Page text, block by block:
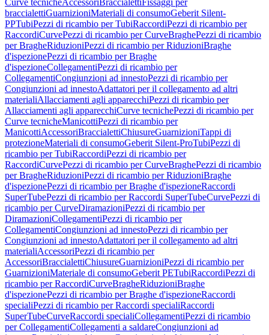
Curve tecnicheAccessoriBraccialettiFissaggi per
braccialettiGuarnizioniMateriali di consumoGeberit Silent-
PPTubiPezzi di ricambio per TubiRaccordiPezzi di ricambio per
RaccordiCurvePezzi di ricambio per CurveBraghePezzi di ricambio
per BragheRiduzioniPezzi di ricambio per RiduzioniBraghe
d'ispezionePezzi di ricambio per Braghe
d'ispezioneCollegamentiPezzi di ricambio per
CollegamentiCongiunzioni ad innestoPezzi di ricambio per
Congiunzioni ad innestoAdattatori per il collegamento ad altri
materialiAllacciamenti agli apparecchiPezzi di ricambio per
Allacciamenti agli apparecchiCurve tecnichePezzi di ricambio per
Curve tecnicheManicottiPezzi di ricambio per
ManicottiAccessoriBraccialettiChiusureGuarnizioniTappi di
protezioneMateriali di consumoGeberit Silent-ProTubiPezzi di
ricambio per TubiRaccordiPezzi di ricambio per
RaccordiCurvePezzi di ricambio per CurveBraghePezzi di ricambio
per BragheRiduzioniPezzi di ricambio per RiduzioniBraghe
d'ispezionePezzi di ricambio per Braghe d'ispezioneRaccordi
SuperTubePezzi di ricambio per Raccordi SuperTubeCurvePezzi di
ricambio per CurveDiramazioniPezzi di ricambio per
DiramazioniCollegamentiPezzi di ricambio per
CollegamentiCongiunzioni ad innestoPezzi di ricambio per
Congiunzioni ad innestoAdattatori per il collegamento ad altri
materialiAccessoriPezzi di ricambio per
AccessoriBraccialettiChiusureGuarnizioniPezzi di ricambio per
GuarnizioniMateriale di consumoGeberit PETubiRaccordiPezzi di
ricambio per RaccordiCurveBragheRiduzioniBraghe
d'ispezionePezzi di ricambio per Braghe d'ispezioneRaccordi
specialiPezzi di ricambio per Raccordi specialiRaccordi
SuperTubeCurveRaccordi specialiCollegamentiPezzi di ricambio
per CollegamentiCollegamenti a saldareCongiunzioni ad